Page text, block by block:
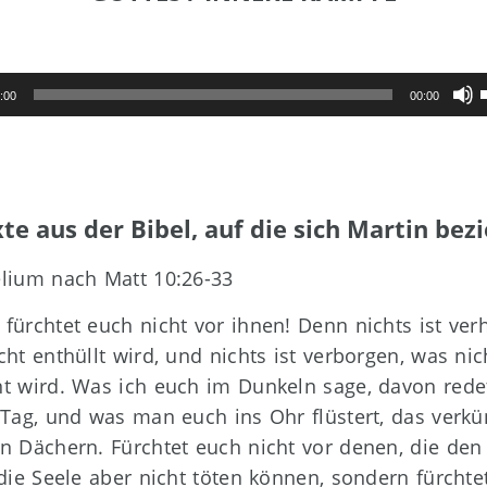
00:00
aus der Bibel, auf die sich Martin
nach Matt 10:26-33
fürchtet euch nicht vor ihnen! Denn nichts ist
enthüllt wird, und nichts ist verborgen, was
wird. Was ich euch im Dunkeln sage, davon
und was man euch ins Ohr flüstert, das
Dächern. Fürchtet euch nicht vor denen, die den
Seele aber nicht töten können, sondern